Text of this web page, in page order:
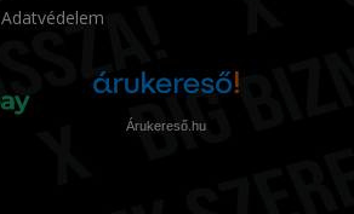
Adatvédelem
Árukereső.hu